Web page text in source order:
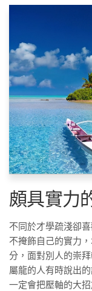
頗具實力‍
不同於才學疏淺卻
不掩飾自己的實力
分，面對別人的崇
屬龍的人有時說出
一定會把壓軸的大